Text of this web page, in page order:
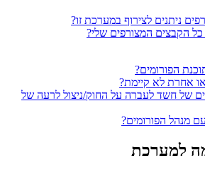
ניתנים לצירוף במערכת זו?
הקבצים המצורפים שלי?
הפורומים?
אחרת לא קיימת?
של חשד לעברה על החוק/ניצול לרעה של
מנהל הפורומים?
למערכת